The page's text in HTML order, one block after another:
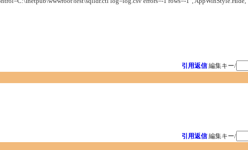
引用返信 編集キー/
引用返信 編集キー/